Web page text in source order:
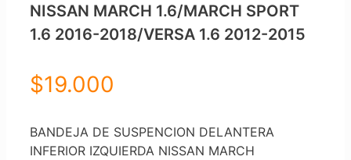
NISSAN MARCH 1.6/MARCH SPORT
1.6 2016-2018/VERSA 1.6 2012-2015
$19.000
BANDEJA DE SUSPENCION DELANTERA
INFERIOR IZQUIERDA NISSAN MARCH